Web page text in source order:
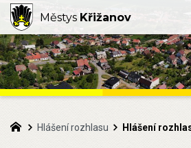
Hlášení rozhlasu Hlášení
Městys Křižanov